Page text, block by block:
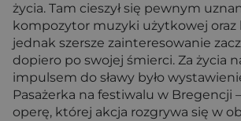
życia. Tam cieszył się pewnym
kompozytor muzyki użytkowej oraz
jednak szersze zainteresowanie
dopiero po swojej śmierci. Za życia
impulsem do sławy było
Pasażerka na festiwalu w Bregencji
operę, której akcja rozgrywa się w